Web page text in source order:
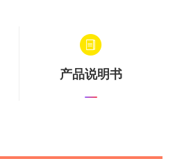
产品说明书